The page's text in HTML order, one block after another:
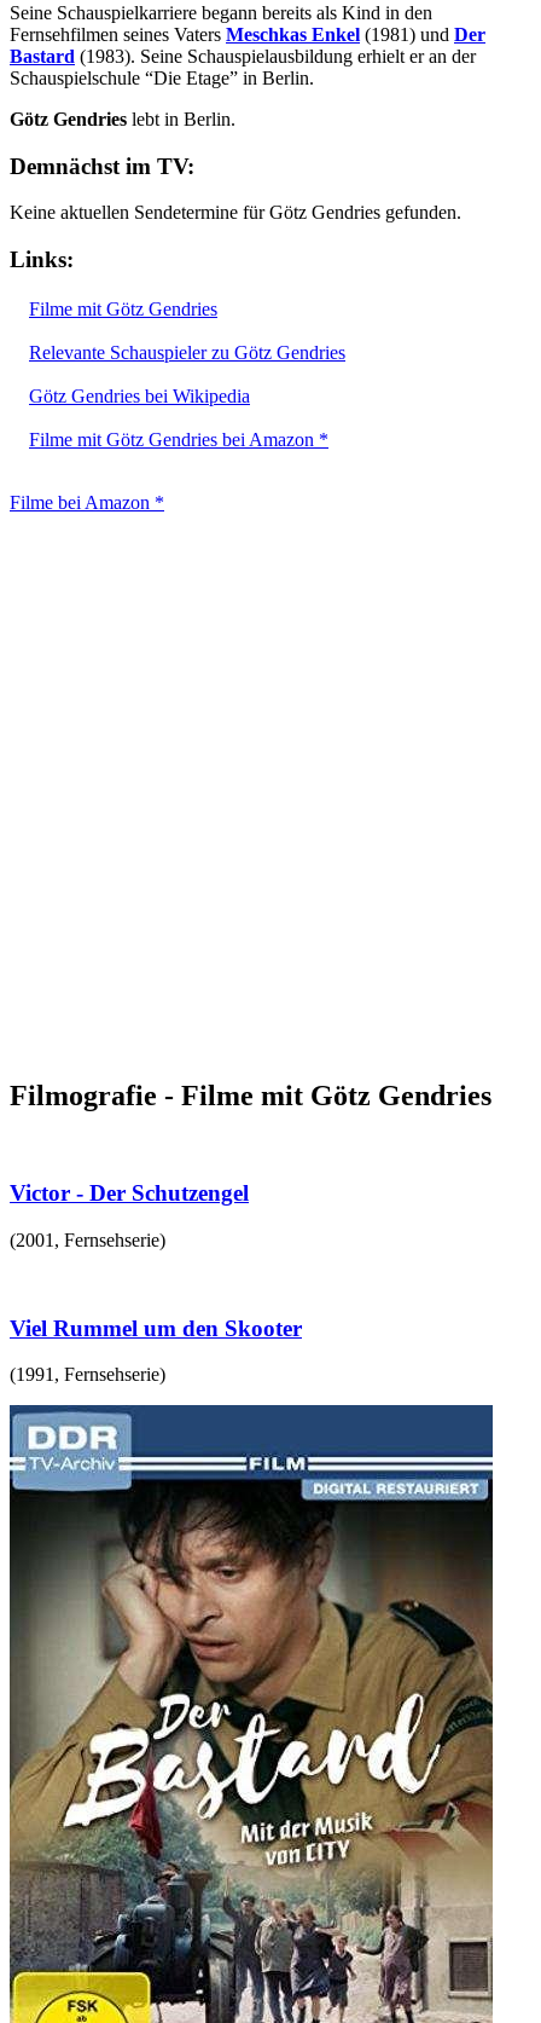
Seine Schauspielkarriere begann bereits als Kind in den
Fernsehfilmen seines Vaters Meschkas Enkel (1981) und Der
Bastard (1983). Seine Schauspielausbildung erhielt er an der
Schauspielschule “Die Etage” in Berlin.
Götz Gendries lebt in Berlin.
Demnächst im TV:
Keine aktuellen Sendetermine für Götz Gendries gefunden.
Links:
Filme mit Götz Gendries
Relevante Schauspieler zu Götz Gendries
Götz Gendries bei Wikipedia
Filme mit Götz Gendries bei Amazon *
Filme bei Amazon *
Filmografie - Filme mit Götz Gendries
Victor - Der Schutzengel
(2001 , Fernsehserie)
Viel Rummel um den Skooter
(1991 , Fernsehserie)